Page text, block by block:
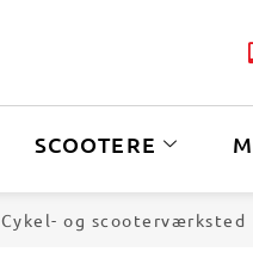
SCOOTERE
Cykel- og scooterværksted